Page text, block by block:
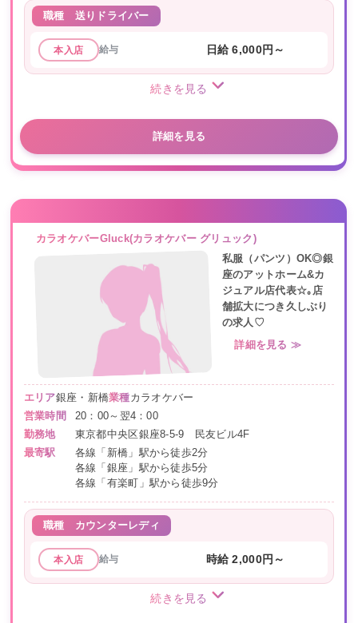
職種 送りドライバー
本入店 給与 日給 6,000円～
続きを見る
詳細を見る
カラオケバーGluck(カラオケバー グリュック)
私服（パンツ）OK◎銀
座のアットホーム&カ
ジュアル店代表☆｡店
舗拡大につき久しぶり
の求人♡
詳細を見る ≫
エリア銀座・新橋業種カラオケバー
営業時間
20：00～翌4：00
勤務地
東京都中央区銀座8-5-9 民友ビル4F
最寄駅
各線「新橋」駅から徒歩2分
各線「銀座」駅から徒歩5分
各線「有楽町」駅から徒歩9分
職種 カウンターレディ
本入店 給与 時給 2,000円～
続きを見る